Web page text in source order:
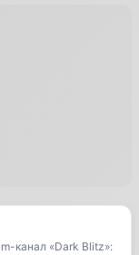
канал «Dark Blitz»: